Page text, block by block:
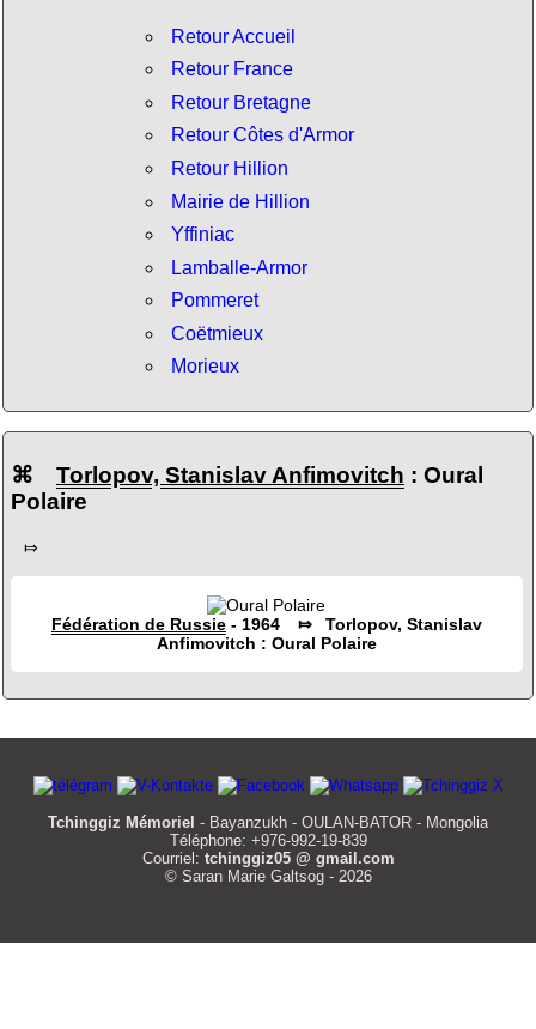
Retour Accueil
Retour France
Retour Bretagne
Retour Côtes d'Armor
Retour Hillion
Mairie de Hillion
Yffiniac
Lamballe-Armor
Pommeret
Coëtmieux
Morieux
⌘ Torlopov, Stanislav Anfimovitch : Oural
Polaire
⤇
Fédération de Russie- 1964 ⤇ Torlopov, Stanislav
Anfimovitch : Oural Polaire
Tchinggiz Mémoriel - Bayanzukh - OULAN-BATOR - Mongolia
Téléphone: +976-992-19-839
Courriel: tchinggiz05 @ gmail.com
© Saran Marie Galtsog - 2026